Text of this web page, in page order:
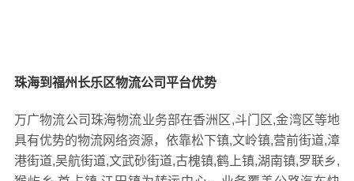
珠海到福州长乐区物流公司平台优势
万广物流公司珠海物流业务部在香洲区,斗门区,金湾区等地
具有优势的物流网络资源，依靠松下镇,文岭镇,营前街道,漳
港街道,吴航街道,文武砂街道,古槐镇,鹤上镇,湖南镇,罗联乡,